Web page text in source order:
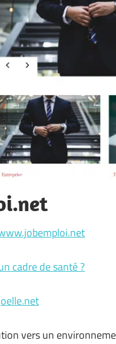
cadre de santé ?
vers un